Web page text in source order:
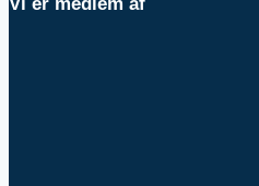
Vi er medlem af